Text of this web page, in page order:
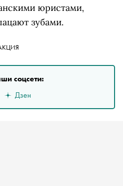
юристами,
зубами.
соцсети:
Дзен